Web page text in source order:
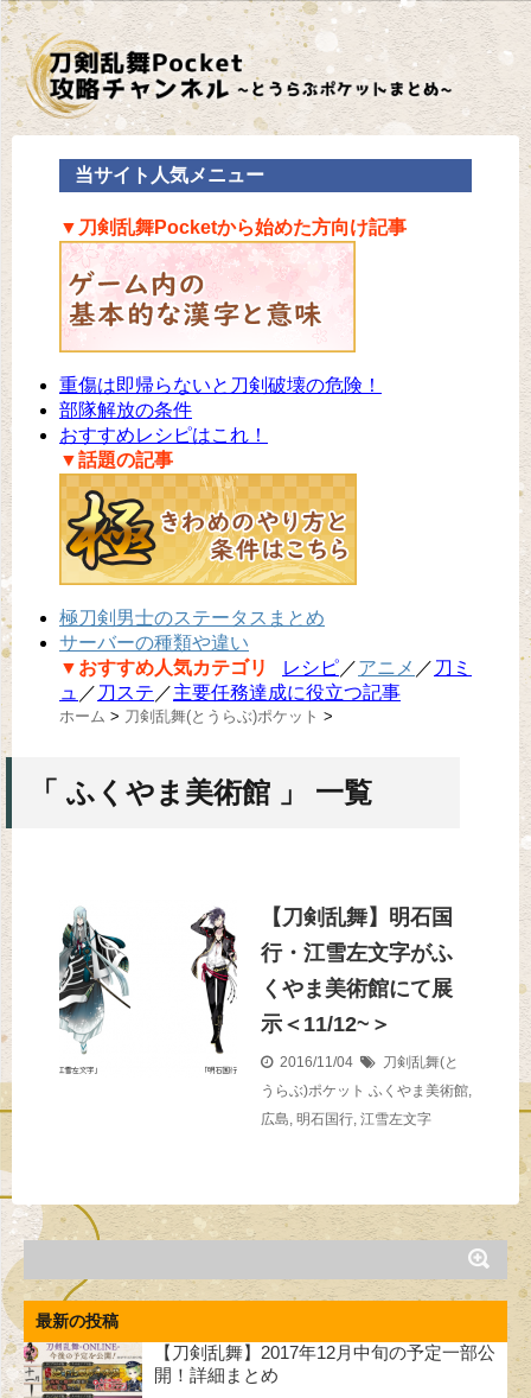
当サイト人気メニュー
▼刀剣乱舞Pocketから始めた方向け記事
重傷は即帰らないと刀剣破壊の危険！
部隊解放の条件
おすすめレシピはこれ！
▼話題の記事
極刀剣男士のステータスまとめ
サーバーの種類や違い
▼おすすめ人気カテゴリ
レシピ／アニメ ／ 刀ミ
ュ ／ 刀ステ ／主要任務達成に役立つ記事
ホーム > 刀剣乱舞(とうらぶ)ポケット >
「 ふくやま美術館 」 一覧
【刀剣乱舞】明石国
行・江雪左文字がふ
くやま美術館にて展
示＜11/12~＞
2016/11/04
刀剣乱舞(と
うらぶ)ポケット ふくやま美術館,
広島, 明石国行, 江雪左文字
最新の投稿
【刀剣乱舞】2017年12月中旬の予定一部公
開！詳細まとめ